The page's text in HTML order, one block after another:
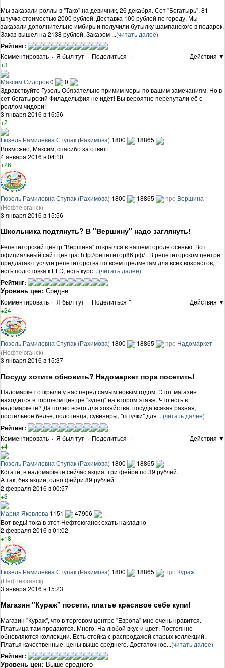
Мы заказали роллы в "Тако" на девичник, 26 декабря. Сет "Богатырь", 81
штучка стоимостью 2000 рублей. Доставка 100 рублей по городу. Мы
заказали дополнительно имбирь и получили бутылку шампанского в подарок.
Заказ вышел на 2138 рублей. Заказом ...(читать далее)
Рейтинг:
Комментировать · Я был тут · Поделиться
Действия ▼
+3
Максим Сидоров0
0
Здравствуйте Гузель Обязательно примим меры по вашим замечаниям. Но в
сет богатырский Филадельфия не идёт! Вы вероятно перепутали её с
роллом чидори!
3 января 2016 в 16:56
+2
Гюзель Рамилевна Ступак (Рахимова) 1800
18865
Возможно, Максим, спасибо за ответ.
4 января 2016 в 04:10
+26
Гюзель Рамилевна Ступак (Рахимова) 1800 18865 про Вершина
(Нефтеюганск)
3 января 2016 в 15:56
Школьника подтянуть? В "Вершину" надо заглянуть!
Репетиторский центр "Вершина" открылся в нашем городе осенью. Вот
официальный сайт центра: http://репетитор86.рф/ . В репетиторском центре
предлагают услуги репетиторства по всем предметам для всех возрастов,
есть подготовка к ЕГЭ, есть курс ...(читать далее)
Рейтинг:
Уровень цен: Средне
Комментировать · Я был тут · Поделиться
Действия ▼
+24
Гюзель Рамилевна Ступак (Рахимова) 1800 18865 про Надомаркет
(Нефтеюганск)
3 января 2016 в 15:37
Посуду хотите обновить? Надомаркет пора посетить!
Надомаркет открыли у нас перед самым новым годом. Этот магазин
находится в торговом центре "купец" на втором этаже. Что есть в
надомаркете? Да полно всего для хозяйства: посуда всякая разная,
постельное бельё, полотенца, сувениры, "штучки" для ...(читать далее)
Рейтинг:
Комментировать · Я был тут · Поделиться
Действия ▼
+4
Гюзель Рамилевна Ступак (Рахимова) 1800
18865
Кстати, в надомаркете сейчас акция: три фейри по 39 рублей.
А так, без акции, одно фейри 89 рублей.
2 февраля 2016 в 00:57
+3
Мария Яковлева 1151
47906
Вот ведь! тока в этот Нефтеюганск ехать накладно
2 февраля 2016 в 01:02
+18
Гюзель Рамилевна Ступак (Рахимова) 1800 18865 про Кураж
(Нефтеюганск)
3 января 2016 в 15:23
Магазин "Кураж" посети, платье красивое себе купи!
Магазин "Кураж", что в торговом центре "Европа" мне очень нравится.
Платьица там продаются. Много. На любой вкус и цвет. Постоянно
обновляются коллекции. Есть стойка с распродажей старых коллекций.
Платья качественные, цены выше среднего. Достаточное...(читать далее)
Рейтинг:
Уровень цен: Выше среднего